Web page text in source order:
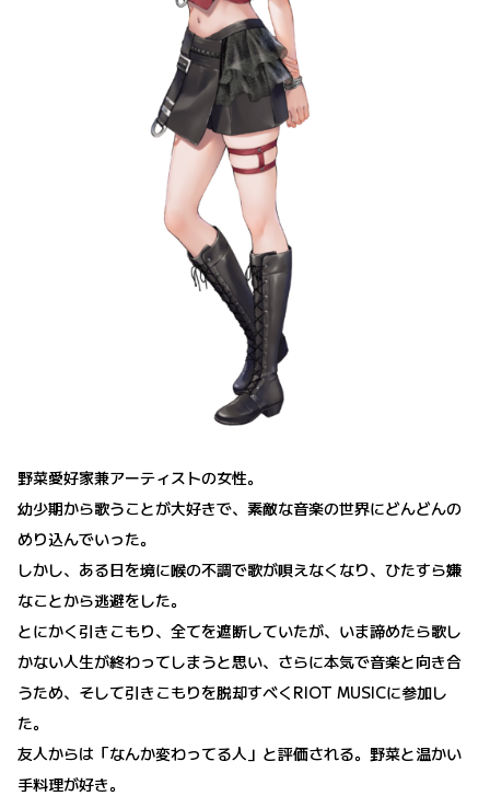
野菜愛好家兼アーティストの女性。
幼少期から歌うことが大好きで、素敵な音楽の世界にどんどんの
めり込んでいった。
しかし、ある日を境に喉の不調で歌が唄えなくなり、ひたすら嫌
なことから逃避をした。
とにかく引きこもり、全てを遮断していたが、いま諦めたら歌し
かない人生が終わってしまうと思い、さらに本気で音楽と向き合
うため、そして引きこもりを脱却すべくRIOT MUSICに参加し
た。
友人からは「なんか変わってる人」と評価される。野菜と温かい
手料理が好き。